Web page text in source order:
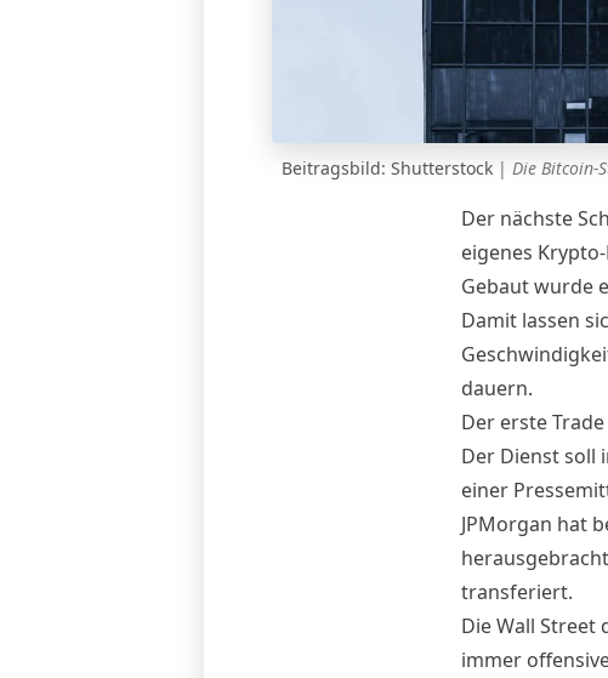
Beitragsbild: Shutterstock | Die Bitcoin-
Der nächste
eigenes
Gebaut wurde
Damit lassen
dauern.
Der erste
Der Dienst soll
einer
JPMorgan hat
transferiert.
Die Wall Street
immer